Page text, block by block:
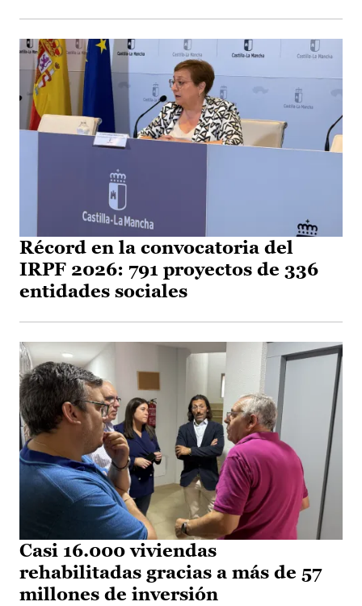
Récord en la convocatoria del
IRPF 2026: 791 proyectos de 336
entidades sociales
Casi 16.000 viviendas
rehabilitadas gracias a más de 57
millones de inversión